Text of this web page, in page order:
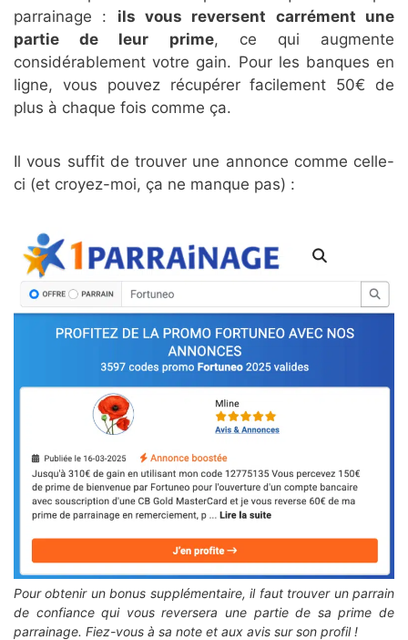
parrainage : ils vous reversent carrément une
partie de leur prime, ce qui augmente
considérablement votre gain. Pour les banques en
ligne, vous pouvez récupérer facilement 50€ de
plus à chaque fois comme ça.
Il vous suffit de trouver une annonce comme celle-
ci (et croyez-moi, ça ne manque pas) :
Pour obtenir un bonus supplémentaire, il faut trouver un parrain
de confiance qui vous reversera une partie de sa prime de
parrainage. Fiez-vous à sa note et aux avis sur son profil !